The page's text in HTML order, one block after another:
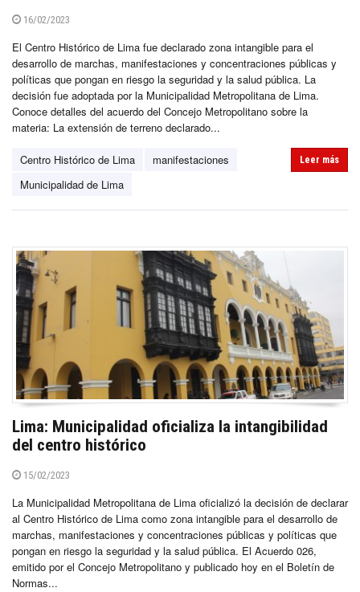
16/02/2023
El Centro Histórico de Lima fue declarado zona intangible para el
desarrollo de marchas, manifestaciones y concentraciones públicas y
políticas que pongan en riesgo la seguridad y la salud pública. La
decisión fue adoptada por la Municipalidad Metropolitana de Lima.
Conoce detalles del acuerdo del Concejo Metropolitano sobre la
materia: La extensión de terreno declarado...
Centro Histórico de Lima
manifestaciones
Municipalidad de Lima
Leer más
Lima: Municipalidad oficializa la intangibilidad
del centro histórico
15/02/2023
La Municipalidad Metropolitana de Lima oficializó la decisión de declarar
al Centro Histórico de Lima como zona intangible para el desarrollo de
marchas, manifestaciones y concentraciones públicas y políticas que
pongan en riesgo la seguridad y la salud pública. El Acuerdo 026,
emitido por el Concejo Metropolitano y publicado hoy en el Boletín de
Normas...